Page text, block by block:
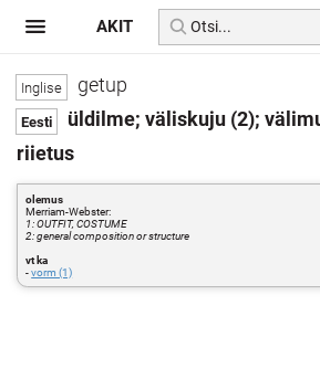
getup
üldilme; väliskuju (2);
riietus
olemus
Merriam-Webster:
1: OUTFIT, COSTUME
2: general composition or structure
vt ka
-vorm (1)
AKIT